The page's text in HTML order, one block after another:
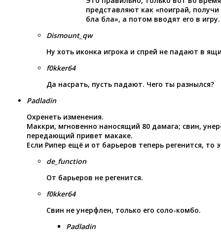
представляют как «поиграй,
бла бла», а потом вводят его в
Dismount_qw
Ну хоть иконка игрока и спрей не падают в
f0kker64
Да насрать, пусть падают. Чего ты разнылся?
Padladin
Охренеть изменения.
Маккри, мгновенно наносящий 80 дамага; свин,
передающий привет макаке.
Если Рипер ещё и от барьеров теперь регенится, то
de_function
От барьеров не регенится.
f0kker64
Свин не унерфлен, только его соло-комбо.
Padladin